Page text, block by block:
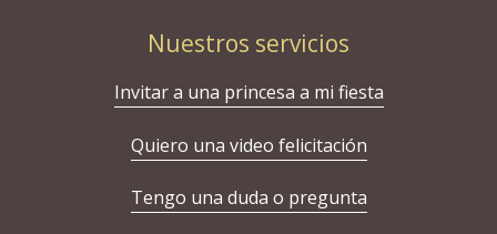
Nuestros servicios
Invitar a una princesa a mi fiesta
Quiero una video felicitación
Tengo una duda o pregunta